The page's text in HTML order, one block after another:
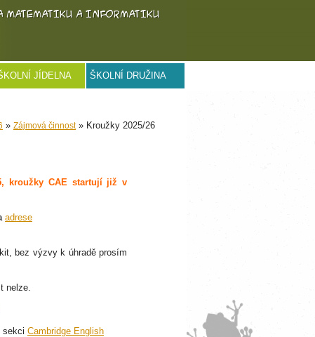
ŠKOLNÍ DRUŽINA
JÍDELNA
» Zájmová činnost» Kroužky 2025/26
kroužky CAE startují již v
adrese
bez výzvy k úhradě prosím
nelze.
sekci Cambridge English